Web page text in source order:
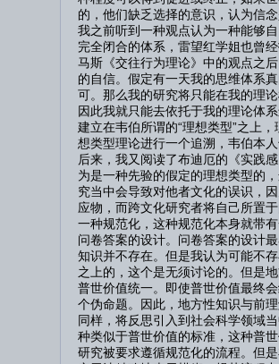
的，他们缺乏选择的意识，认为信
我之前听到一种观点认为一种能够
完全闭合的体系，雷望红学姐也曾
马斯《交往行为理论》中的观点之
的自信。假定有一天我的思维体系
可。那么我的研究将只能在我的理
因此我就只能去依托于我的理论体
建立在韦伯所谓的“理想类型”之上
想类型理论进行一个追溯，韦伯本
后来，我又阅读了布迪厄的《实践
为是一种先验的假定的理想类型的
究当中会导致对他者文化的误识，
应物，而跨文化研究者将自己所置
一种规范化，这种规范化本身就带
问卷答案的设计。问卷答案的设计
知识并不存在。但是我认为可能不
之上的，这个是无须讨论的。但是
普世价值统一。即使普世价值最终
个伪命题。因此，地方性知识与前
同样，将反思引入到社会科学领域
种类似于普世价值的标准，这种普
研究被要求遵循规范化的流程。但